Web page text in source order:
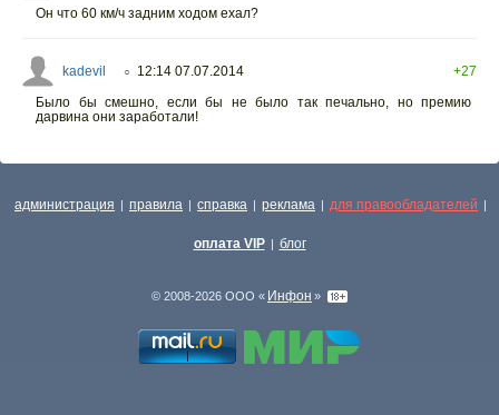
Он что 60 км/ч задним ходом ехал?
kadevil ○ 12:14 07.07.2014
+27
Было бы смешно, если бы не было так печально, но премию
дарвина они заработали!
администрация | правила | справка | реклама | для правообладателей |
оплата VIP | блог
© 2008-2026 ООО « Инфон »